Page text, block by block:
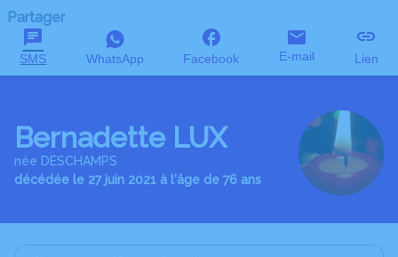
Partager
SMS WhatsApp Facebook E-mail Lien
Bernadette LUX
née DESCHAMPS
décédée le 27 juin 2021 à l'âge de 76 ans